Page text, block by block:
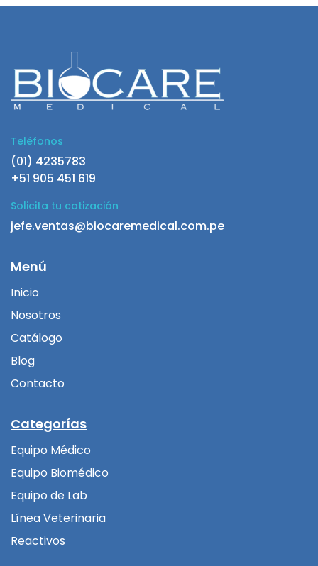
Teléfonos
(01) 4235783
+51 905 451 619
Solicita tu cotización
jefe.ventas@biocaremedical.com.pe
Menú
Inicio
Nosotros
Catálogo
Blog
Contacto
Categorías
Equipo Médico
Equipo Biomédico
Equipo de Lab
Línea Veterinaria
Reactivos